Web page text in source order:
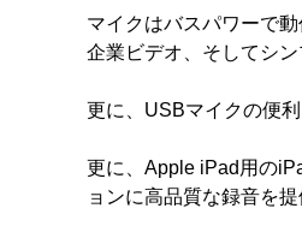
マイクはバスパワーで
企業ビデオ、そしてシ
更に、USBマイクの便
更に、Apple iPad用の
ョンに高品質な録音を